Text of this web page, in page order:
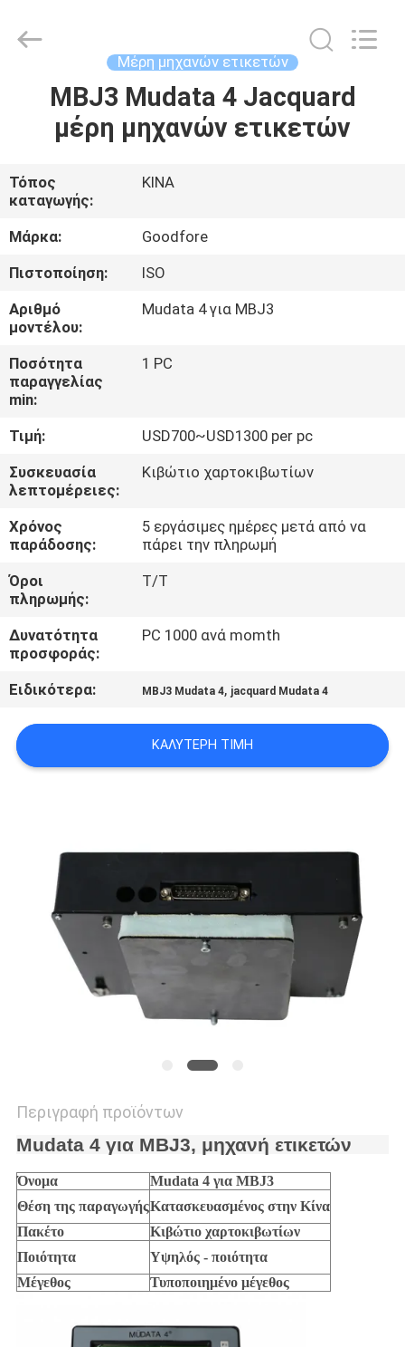
ΣΠΊΤΙ
ΒΊΝΤΕΟ
ΣΧΕΤΙΚΆ
ΜΕ
ΕΜΆΣ
ΕΠΙΣΚΈΨΕΙΣ
ΣΤΟ
ΕΡΓΟΣΤΆΣΙΟ
ΈΛΕΓΧΟΣ
ΠΟΙΌΤΗΤΑΣ
ΕΠΙΚΟΙΝΩΝΉΣΤΕ
ΜΑΖΊ
ΜΑΣ
ΕΙΔΉΣΕΙΣ
ΖΗΤΉΣΤΕ
SITEMAP
PRIVACY
POLICY
Machinery
Co.,Ltd.
Μέρη μηχανών ετικετών
MBJ3 Mudata 4 Jacquard
μέρη μηχανών ετικετών
Τόπος
καταγωγής:
ΚΙΝΑ
Μάρκα:
Goodfore
Πιστοποίηση:
ISO
Αριθμό
μοντέλου:
Mudata 4 για MBJ3
Ποσότητα
παραγγελίας
min:
1 PC
Τιμή:
USD700~USD1300 per pc
Συσκευασία
λεπτομέρειες:
Κιβώτιο χαρτοκιβωτίων
Χρόνος
παράδοσης:
5 εργάσιμες ημέρες μετά από να
πάρει την πληρωμή
Όροι
πληρωμής:
T/T
Δυνατότητα
προσφοράς:
PC 1000 ανά momth
Ειδικότερα: MBJ3 Mudata 4, jacquard Mudata 4
ΚΑΛΎΤΕΡΗ ΤΙΜΉ
Περιγραφή προϊόντων
Mudata 4 για MBJ3, μηχανή ετικετών
Όνομα
Mudata 4 για MBJ3
Θέση της παραγωγήςΚατασκευασμένος στην Κίνα
Πακέτο
Κιβώτιο χαρτοκιβωτίων
Ποιότητα
Υψηλός - ποιότητα
Μέγεθος
Τυποποιημένο μέγεθος